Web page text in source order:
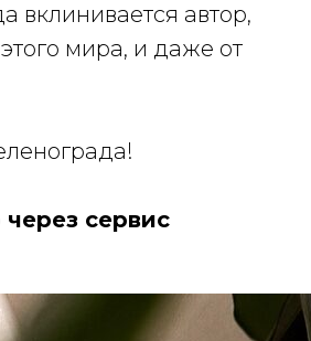
вклинивается автор,
мира, и даже от
сервис